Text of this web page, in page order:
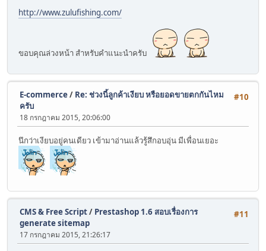
http://www.zulufishing.com/
ขอบคุณล่วงหน้า สำหรับคำแนะนำครับ
#10
E-commerce/ Re: ช่วงนี้ลูกค้าเงียบ หรือยอดขายตกกันไหม
ครับ
18 กรกฎาคม 2015, 20:06:00
นึกว่าเงียบอยู่คนเดียว เข้ามาอ่านแล้วรู้สึกอบอุ่น มีเพื่อนเยอะ
#11
CMS & Free Script/ Prestashop 1.6 สอบเรื่องการ
generate sitemap
17 กรกฎาคม 2015, 21:26:17